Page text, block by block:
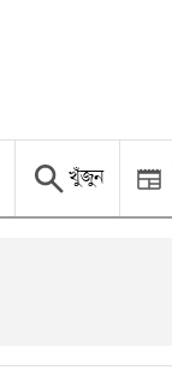
খুঁজুন